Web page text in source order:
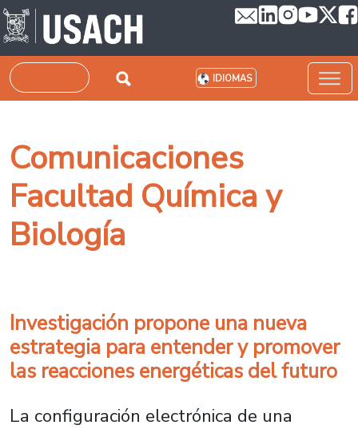
Pasar al contenido principal
Buscar IDIOMAS
Comunicaciones
Facultad Química y
Biología
Investigación propone una nueva
estrategia para entender y promover
las reacciones energéticas del futuro
La configuración electrónica de una